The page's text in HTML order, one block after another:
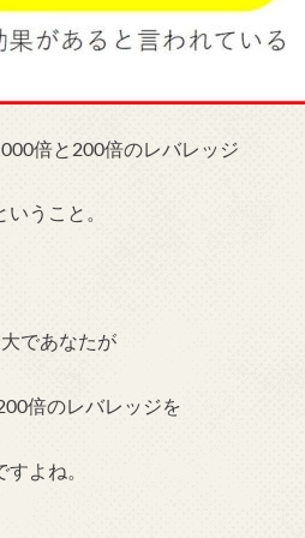
倍と200倍のレバレッジ
いうこと。
であなたが
倍のレバレッジを
よね。